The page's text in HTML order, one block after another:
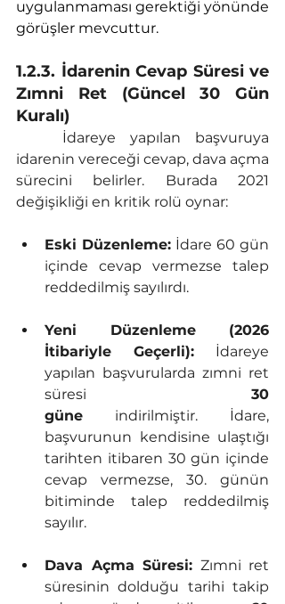
uygulanmaması gerektiği yönünde
görüşler mevcuttur.
1.2.3. İdarenin Cevap Süresi ve
Zımni Ret (Güncel 30 Gün
Kuralı)
idarenin vereceği cevap, dava açma
sürecini belirler. Burada 2021
değişikliği en kritik rolü oynar:
Eski Düzenleme: İdare 60 gün
içinde cevap vermezse talep
reddedilmiş sayılırdı.
Yeni Düzenleme (2026
İtibariyle Geçerli): İdareye
yapılan başvurularda zımni ret
süresi 30
güne indirilmiştir. İdare,
başvurunun kendisine ulaştığı
tarihten itibaren 30 gün içinde
cevap vermezse, 30. günün
bitiminde talep reddedilmiş
sayılır.
Dava Açma Süresi: Zımni ret
süresinin dolduğu tarihi takip